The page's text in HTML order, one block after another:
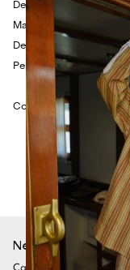
Decote ombro a ombro.
Mangas longas bufantes.
Detalhes em franzidos
Peça lisa.
Composição: 100%
Newsletter